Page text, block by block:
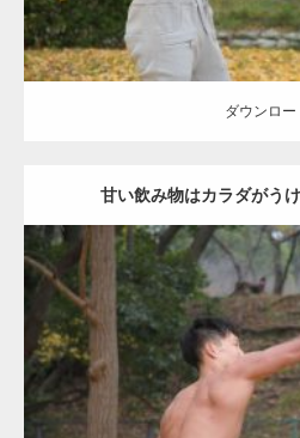
ダウンロー
甘い飲み物はカラダがう
Update:
Category: 公園のマッチョ その他
ダウンロード